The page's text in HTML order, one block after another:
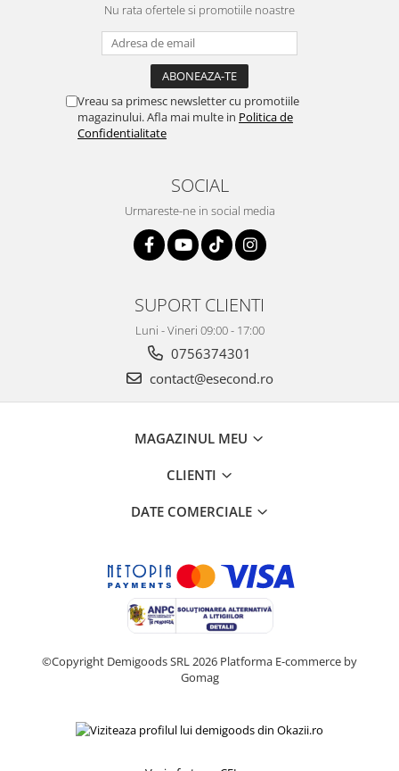
Nu rata ofertele si promotiile noastre
Vreau sa primesc newsletter cu promotiile
magazinului. Afla mai multe in Politica de
Confidentialitate
SOCIAL
Urmareste-ne in social media
SUPORT CLIENTI
Luni - Vineri 09:00 - 17:00
0756374301
contact@esecond.ro
MAGAZINUL MEU
CLIENTI
DATE COMERCIALE
©Copyright Demigoods SRL 2026 Platforma E-commerce by
Gomag